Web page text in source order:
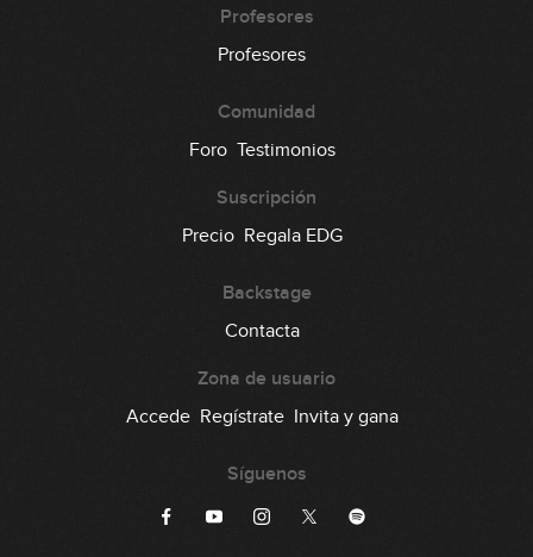
Profesores
Profesores
Comunidad
Foro Testimonios
Suscripción
Precio Regala EDG
Backstage
Contacta
Zona de usuario
Accede Regístrate Invita y gana
Síguenos